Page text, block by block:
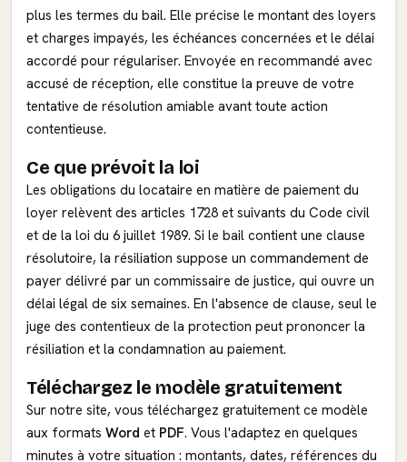
plus les termes du bail. Elle précise le montant des loyers
et charges impayés, les échéances concernées et le délai
accordé pour régulariser. Envoyée en recommandé avec
accusé de réception, elle constitue la preuve de votre
tentative de résolution amiable avant toute action
contentieuse.
Ce que prévoit la loi
Les obligations du locataire en matière de paiement du
loyer relèvent des articles 1728 et suivants du Code civil
et de la loi du 6 juillet 1989. Si le bail contient une clause
résolutoire, la résiliation suppose un commandement de
payer délivré par un commissaire de justice, qui ouvre un
délai légal de six semaines. En l'absence de clause, seul le
juge des contentieux de la protection peut prononcer la
résiliation et la condamnation au paiement.
Téléchargez le modèle gratuitement
Sur notre site, vous téléchargez gratuitement ce modèle
aux formats Word et PDF. Vous l'adaptez en quelques
minutes à votre situation : montants, dates, références du